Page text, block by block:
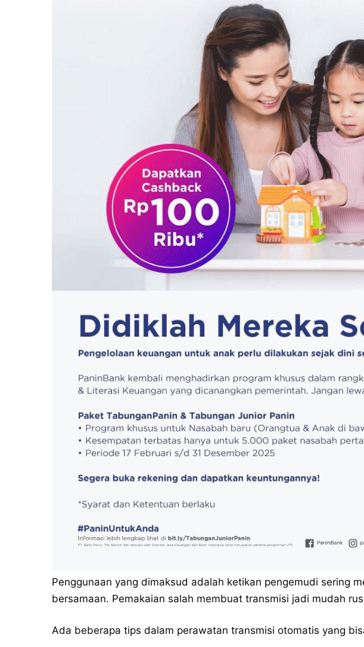
Penggunaan yang dimaksud adalah ketikan pengemudi sering
bersamaan. Pemakaian salah membuat transmisi jadi mudah
Ada beberapa tips dalam perawatan transmisi otomatis yang